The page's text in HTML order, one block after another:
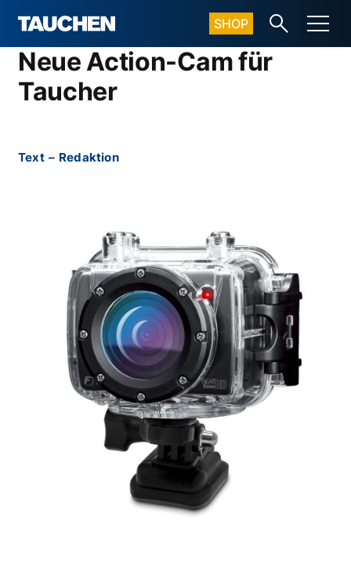
SHOP
Neue Action-Cam für
Taucher
Text – Redaktion